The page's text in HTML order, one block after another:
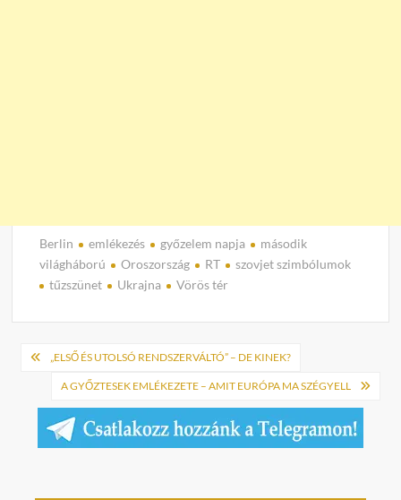
Berlin emlékezés győzelem napja
második
világháború
Oroszország RT
szovjet szimbólumok
tűzszünet
Ukrajna Vörös tér
Bejegyzés
navigáció
„ELSŐ ÉS UTOLSÓ RENDSZERVÁLTÓ” – DE KINEK?
A GYŐZTESEK EMLÉKEZETE – AMIT EURÓPA MA SZÉGYELL